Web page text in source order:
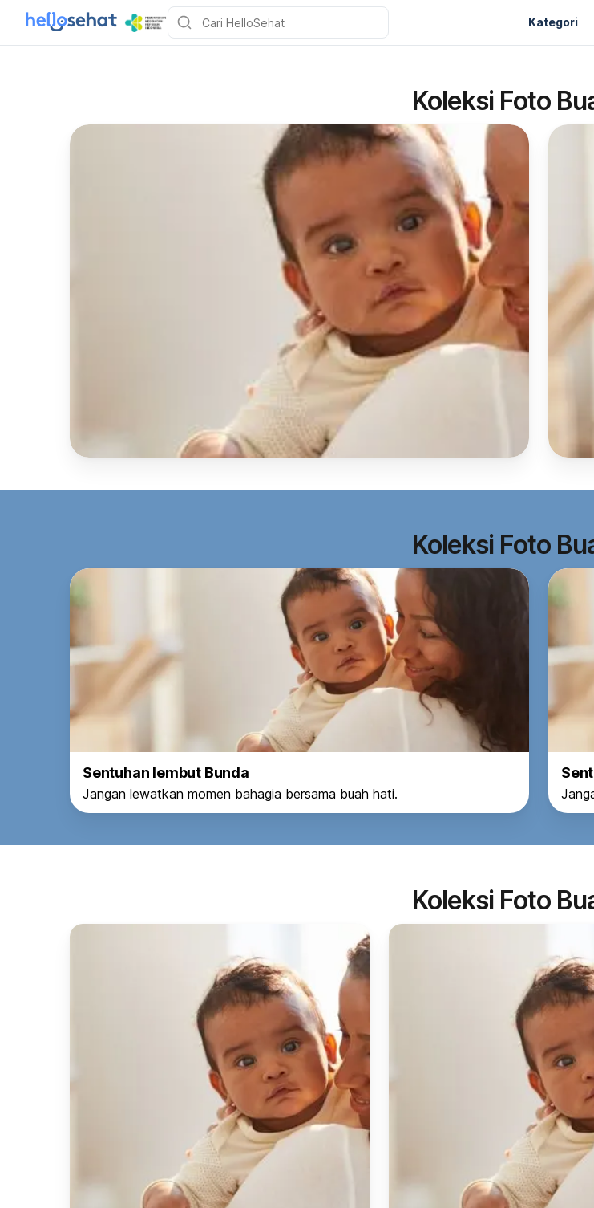
Kategori
Koleksi Foto
Koleksi Foto
Sentuhan lembut Bunda
Jangan lewatkan momen bahagia bersama buah hati.
Koleksi Foto